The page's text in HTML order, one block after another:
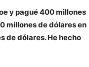
y pagué 400 millones
millones de dólares en
de dólares. He hecho